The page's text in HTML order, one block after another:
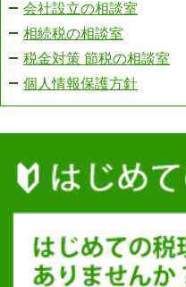
会社設立の相談室
相続税の相談室
税金対策 節税の相談室
個人情報保護方針